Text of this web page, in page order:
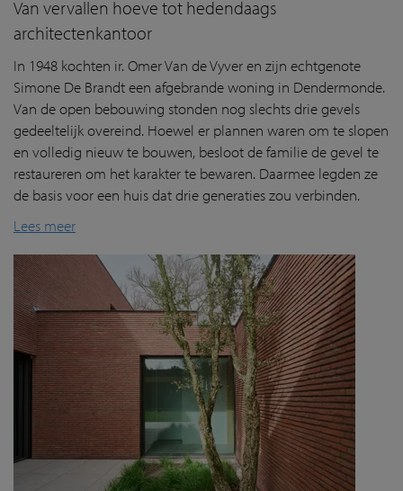
Van vervallen hoeve tot hedendaags
architectenkantoor
In 1948 kochten ir. Omer Van de Vyver en zijn echtgenote
Simone De Brandt een afgebrande woning in Dendermonde.
Van de open bebouwing stonden nog slechts drie gevels
gedeeltelijk overeind. Hoewel er plannen waren om te slopen
en volledig nieuw te bouwen, besloot de familie de gevel te
restaureren om het karakter te bewaren. Daarmee legden ze
de basis voor een huis dat drie generaties zou verbinden.
Lees meer